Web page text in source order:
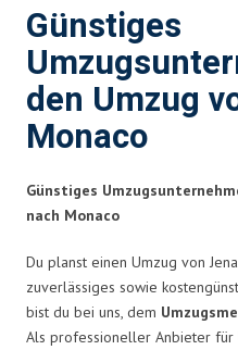
Günstiges
den Umzug
Monaco
Günstiges
nach Monaco
Du planst einen Umzug von
zuverlässiges sowie
bist du bei uns, dem
Als professioneller Anbieter